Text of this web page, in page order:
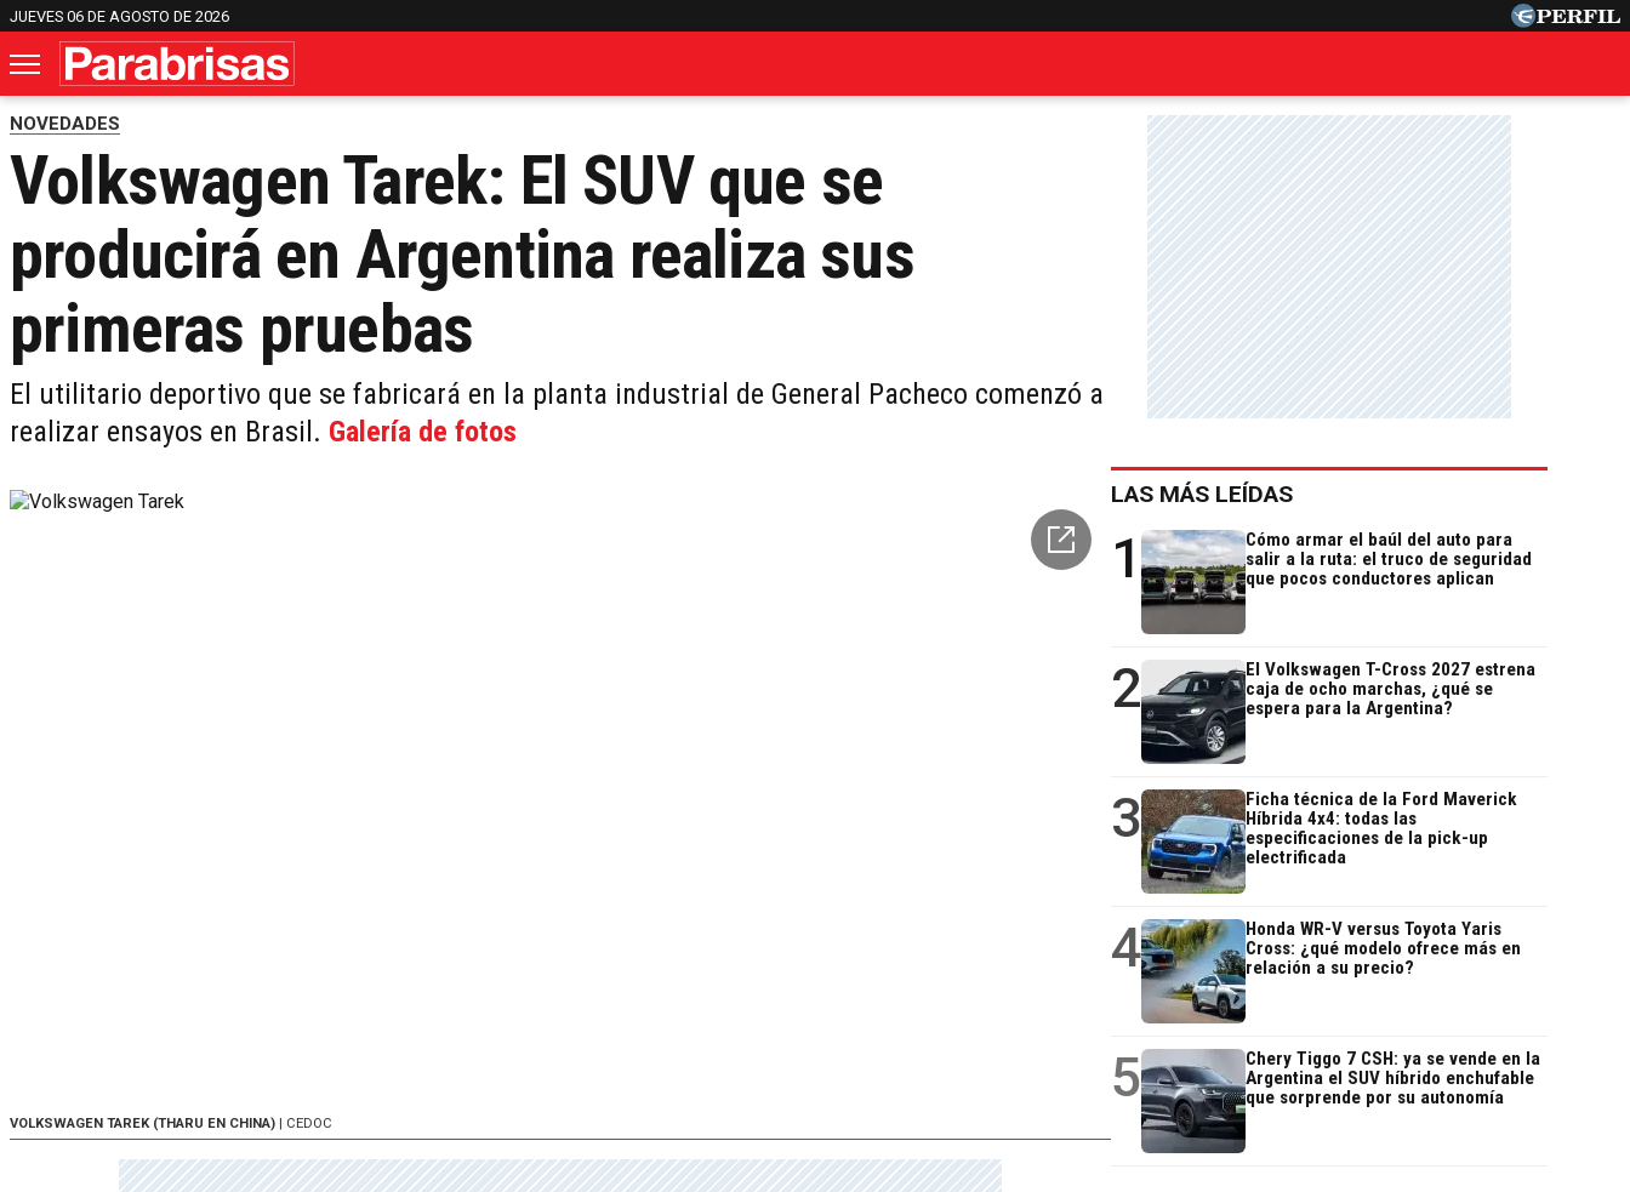
JUEVES 06 DE AGOSTO DE 2026
NOVEDADES
Volkswagen Tarek: El SUV que se
producirá en Argentina realiza sus
primeras pruebas
El utilitario deportivo que se fabricará en la planta industrial de General Pacheco comenzó a
realizar ensayos en Brasil. Galería de fotos
VOLKSWAGEN TAREK (THARU EN CHINA) | CEDOC
LAS MÁS LEÍDAS
1
Cómo armar el baúl del auto para
salir a la ruta: el truco de seguridad
que pocos conductores aplican
2
El Volkswagen T-Cross 2027 estrena
caja de ocho marchas, ¿qué se
espera para la Argentina?
3
Ficha técnica de la Ford Maverick
Híbrida 4x4: todas las
especificaciones de la pick-up
electrificada
4
Honda WR-V versus Toyota Yaris
Cross: ¿qué modelo ofrece más en
relación a su precio?
5
Chery Tiggo 7 CSH: ya se vende en la
Argentina el SUV híbrido enchufable
que sorprende por su autonomía